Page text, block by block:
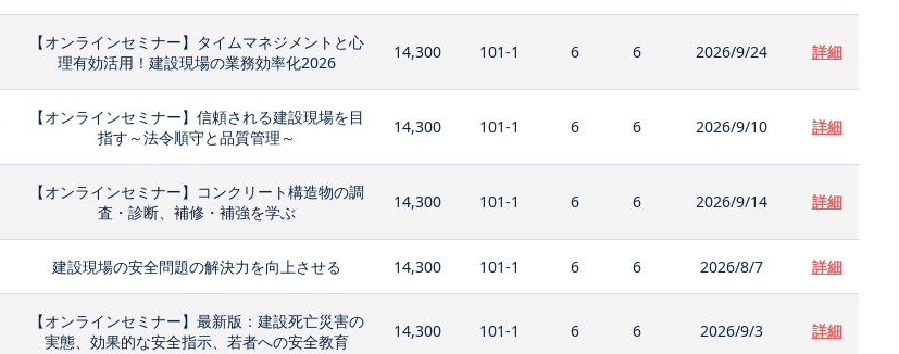
【オンラインセミナー】タイムマネジメントと心
理有効活用！建設現場の業務効率化2026
14,300 101-1 6 6 2026/9/24 詳細
【オンラインセミナー】信頼される建設現場を目
指す～法令順守と品質管理～
14,300 101-1 6 6 2026/9/10 詳細
【オンラインセミナー】コンクリート構造物の調
査・診断、補修・補強を学ぶ
14,300 101-1 6 6 2026/9/14 詳細
建設現場の安全問題の解決力を向上させる 14,300 101-1 6 6 2026/8/7 詳細
【オンラインセミナー】最新版：建設死亡災害の
実態、効果的な安全指示、若者への安全教育
14,300 101-1 6 6 2026/9/3 詳細